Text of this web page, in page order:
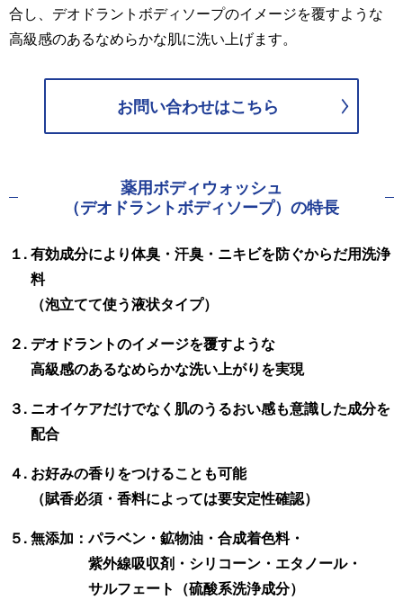
合し、デオドラントボディソープのイメージを覆すような
高級感のあるなめらかな肌に洗い上げます。
お問い合わせはこちら
薬用ボディウォッシュ
（デオドラントボディソープ） の特長
１. 有効成分により体臭・汗臭・ニキビを防ぐからだ用洗浄
料
（泡立てて使う液状タイプ）
２. デオドラントのイメージを覆すような
高級感のあるなめらかな洗い上がりを実現
３. ニオイケアだけでなく肌のうるおい感も意識した成分を
配合
４. お好みの香りをつけることも可能
（賦香必須・香料によっては要安定性確認）
５. 無添加：パラベン・鉱物油・合成着色料・
紫外線吸収剤・ シリコーン・ エタノール・
サルフェート（硫酸系洗浄成分）